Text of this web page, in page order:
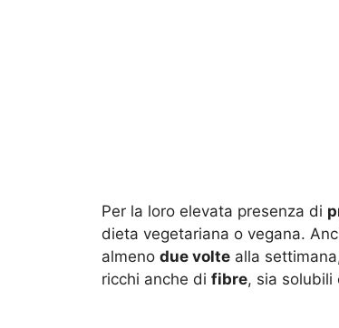
Per la loro elevata presenza di
dieta vegetariana o vegana.
almeno due volte alla
ricchi anche di fibre, sia solubili